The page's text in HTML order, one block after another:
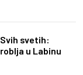
svetih:
u Labinu